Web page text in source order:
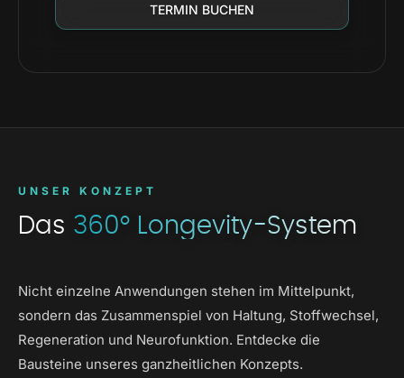
TERMIN BUCHEN
UNSER KONZEPT
Das 360° Longevity-System
Nicht einzelne Anwendungen stehen im Mittelpunkt,
sondern das Zusammenspiel von Haltung, Stoffwechsel,
Regeneration und Neurofunktion. Entdecke die
Bausteine unseres ganzheitlichen Konzepts.